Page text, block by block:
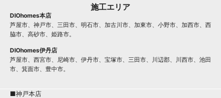
施工エリア
DIOhomes本店
芦屋市、神戸市、三田市、明石市、加古川市、加東市、小野市、加西市、西
脇市、高砂市、姫路市。
DIOhomes伊丹店
芦屋市、西宮市、尼崎市、伊丹市、宝塚市、三田市、川辺郡、川西市、池田
市、箕面市、豊中市。
■神戸本店